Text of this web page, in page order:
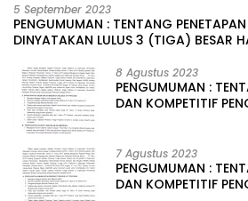
5 September 2023
PENGUMUMAN : TENTANG
DINYATAKAN LULUS 3 (TIGA) BESAR
LINGKUNGAN PEMERINTAH DAERAH
8 Agustus 2023
PENGUMUMAN :
DAN KOMPETITIF
KABUPATEN KONAWE
7 Agustus 2023
PENGUMUMAN :
DAN KOMPETITIF